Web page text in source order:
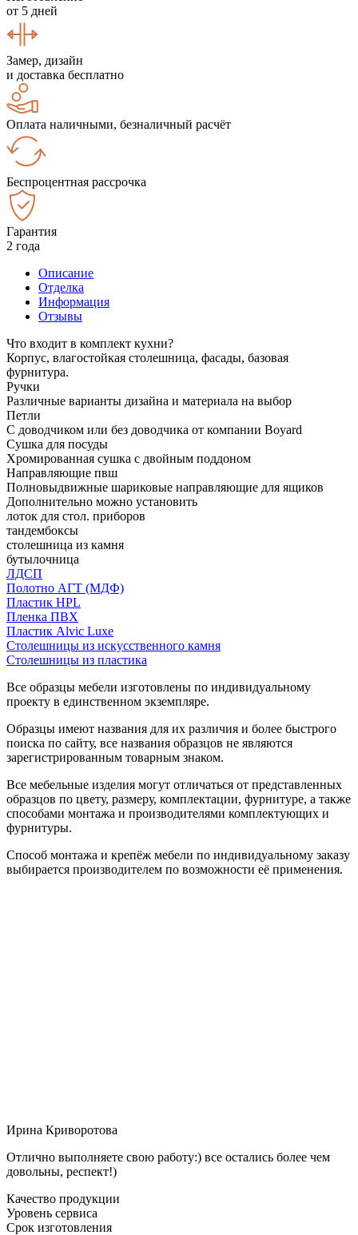
от 5 дней
Замер, дизайн
и доставка бесплатно
Оплата наличными, безналичный расчёт
Беспроцентная рассрочка
Гарантия
2 года
Описание
Отделка
Информация
Отзывы
Что входит в комплект кухни?
Корпус, влагостойкая столешница, фасады, базовая
фурнитура.
Ручки
Различные варианты дизайна и материала на выбор
Петли
С доводчиком или без доводчика от компании Boyard
Сушка для посуды
Хромированная сушка с двойным поддоном
Направляющие пвш
Полновыдвижные шариковые направляющие для ящиков
Дополнительно можно установить
лоток для стол. приборов
тандембоксы
столешница из камня
бутылочница
ЛДСП
Полотно АГТ (МДФ)
Пластик HPL
Пленка ПВХ
Пластик Alvic Luxe
Столешницы из искусственного камня
Столешницы из пластика
Все образцы мебели изготовлены по индивидуальному
проекту в единственном экземпляре.
Образцы имеют названия для их различия и более быстрого
поиска по сайту, все названия образцов не являются
зарегистрированным товарным знаком.
Все мебельные изделия могут отличаться от представленных
образцов по цвету, размеру, комплектации, фурнитуре, а также
способами монтажа и производителями комплектующих и
фурнитуры.
Способ монтажа и крепёж мебели по индивидуальному заказу
выбирается производителем по возможности её применения.
Ирина Криворотова
Отлично выполняете свою работу:) все остались более чем
довольны, респект!)
Качество продукции
Уровень сервиса
Срок изготовления